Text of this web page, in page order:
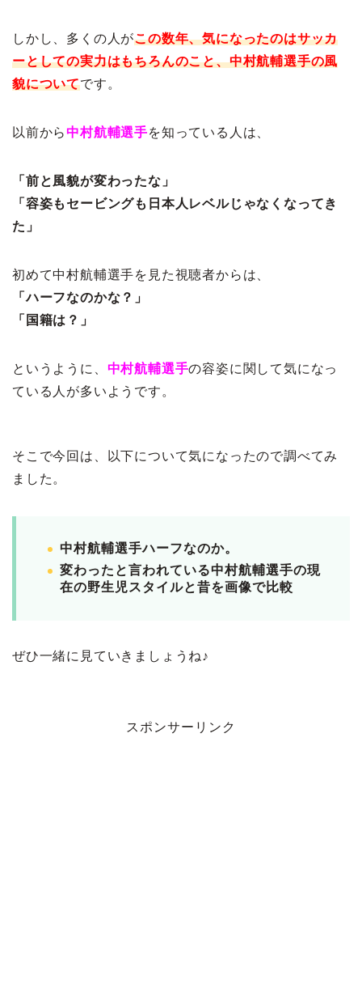
しかし、多くの人がこの数年、気になったのはサッカ
ーとしての実力はもちろんのこと、中村航輔選手の風
貌についてです。
以前から中村航輔選手を知っている人は、
「前と風貌が変わったな」
「容姿もセービングも日本人レベルじゃなくなってき
た」
初めて中村航輔選手を見た視聴者からは、
「ハーフなのかな？」
「国籍は？」
というように、 中村航輔選手の容姿に関して気になっ
ている人が多いようです。
そこで今回は、以下について気になったので調べてみ
ました。
中村航輔選手ハーフなのか。
変わったと言われている中村航輔選手の現
在の野生児スタイルと昔を画像で比較
ぜひ一緒に見ていきましょうね♪
スポンサーリンク